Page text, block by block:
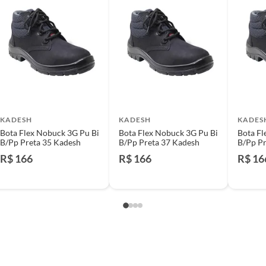
pisos, porcelanatos, revestimentos, pastilhas,
a respectiva Nota Fiscal, quando será agendada
A resposta ao cliente deverá ser imediata. Sendo
dias, a contar da data da visita técnica.
poderá ser substituído, imediatamente, acrescido
poderá optar por:
condições de uso;
KADESH
Bota Flex Nobuck 3G Pu Bi
B/Pp Preta 35 Kadesh
R$ 166
KADESH
Bota Flex Nobuck 3G Pu Bi
B/Pp Preta 37 Kadesh
R$ 166
Bota
B/Pp
R$